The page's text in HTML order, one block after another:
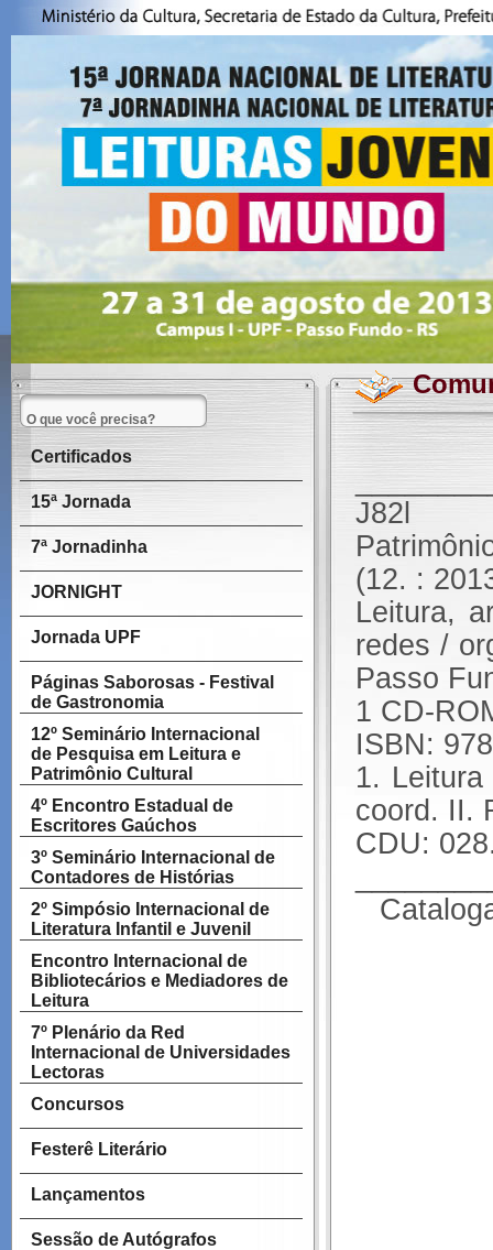
Certificados
15ª Jornada
7ª Jornadinha
JORNIGHT
Jornada UPF
Páginas Saborosas - Festival
de Gastronomia
12º Seminário Internacional
de Pesquisa em Leitura e
Patrimônio Cultural
4º Encontro Estadual de
Escritores Gaúchos
3º Seminário Internacional de
Contadores de Histórias
2º Simpósio Internacional de
Literatura Infantil e Juvenil
Encontro Internacional de
Bibliotecários e Mediadores de
Leitura
7º Plenário da Red
Internacional de Universidades
Lectoras
Concursos
Festerê Literário
Lançamentos
Sessão de Autógrafos
J82l
(12. :
Leitura,
redes /
Passo
1 CD-
ISBN:
1.
coord. II.
CDU: